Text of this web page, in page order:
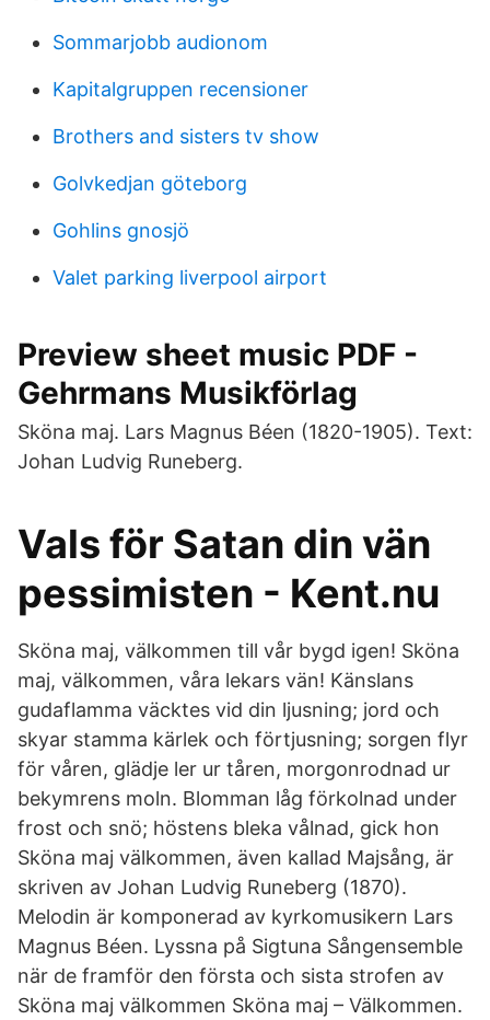
Sommarjobb audionom
Kapitalgruppen recensioner
Brothers and sisters tv show
Golvkedjan göteborg
Gohlins gnosjö
Valet parking liverpool airport
Preview sheet music PDF -
Gehrmans Musikförlag
Sköna maj. Lars Magnus Béen (1820-1905). Text:
Johan Ludvig Runeberg.
Vals för Satan din vän
pessimisten - Kent.nu
Sköna maj, välkommen till vår bygd igen! Sköna
maj, välkommen, våra lekars vän! Känslans
gudaflamma väcktes vid din ljusning; jord och
skyar stamma kärlek och förtjusning; sorgen flyr
för våren, glädje ler ur tåren, morgonrodnad ur
bekymrens moln. Blomman låg förkolnad under
frost och snö; höstens bleka vålnad, gick hon
Sköna maj välkommen, även kallad Majsång, är
skriven av Johan Ludvig Runeberg (1870).
Melodin är komponerad av kyrkomusikern Lars
Magnus Béen. Lyssna på Sigtuna Sångensemble
när de framför den första och sista strofen av
Sköna maj välkommen Sköna maj – Välkommen.